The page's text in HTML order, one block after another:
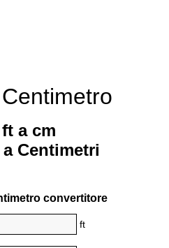
ft a cm
Centimetri
convertitore
ft